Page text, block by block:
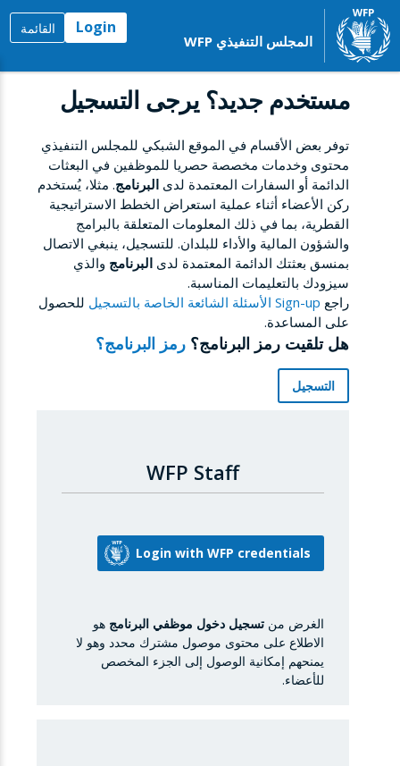
المجلس التنفيذي WFP
Login القائمة
مستخدم جديد؟ يرجى التسجيل
توفر بعض الأقسام في الموقع الشبكي للمجلس التنفيذي
محتوى وخدمات مخصصة حصريا للموظفين في البعثات
الدائمة أو السفارات المعتمدة لدى البرنامج. مثلا، يُستخدم
ركن الأعضاء أثناء عملية استعراض الخطط الاستراتيجية
القطرية، بما في ذلك المعلومات المتعلقة بالبرامج
والشؤون المالية والأداء للبلدان. للتسجيل، ينبغي الاتصال
بمنسق بعثتك الدائمة المعتمدة لدى البرنامج والذي
سيزودك بالتعليمات المناسبة.
راجع Sign-up الأسئلة الشائعة الخاصة بالتسجيل
للحصول
على المساعدة.
هل تلقيت رمز البرنامج؟ رمز البرنامج؟
التسجيل
WFP Staff
الغرض من تسجيل دخول موظفي البرنامج هو
الاطلاع على محتوى موصول مشترك محدد وهو لا
يمنحهم إمكانية الوصول إلى الجزء المخصص
للأعضاء.